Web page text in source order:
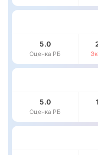
5.0
Оценка РБ
5.0
Оценка РБ